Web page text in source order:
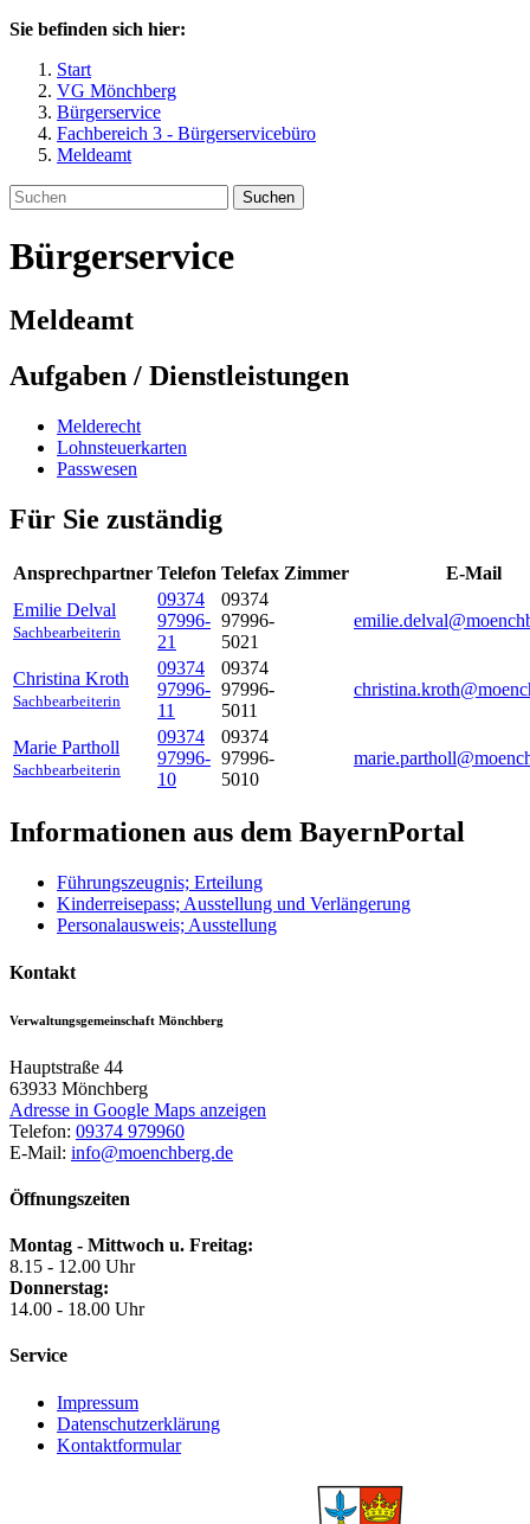
Sie befinden sich hier:
Start
VG Mönchberg
Bürgerservice
Fachbereich 3 - Bürgerservicebüro
Meldeamt
Suchen
Bürgerservice
Meldeamt
Aufgaben / Dienstleistungen
Melderecht
Lohnsteuerkarten
Passwesen
Für Sie zuständig
Ansprechpartner Telefon Telefax Zimmer
E-Mail
Emilie Delval
Sachbearbeiterin
09374
97996-
21
09374
97996-
5021
Christina Kroth
Sachbearbeiterin
09374
97996-
11
09374
97996-
5011
Marie Partholl
Sachbearbeiterin
09374
97996-
10
09374
97996-
5010
Informationen aus dem BayernPortal
Führungszeugnis; Erteilung
Kinderreisepass; Ausstellung und Verlängerung
Personalausweis; Ausstellung
Kontakt
Verwaltungsgemeinschaft Mönchberg
Hauptstraße 44
63933 Mönchberg
Adresse in Google Maps anzeigen
Telefon: 09374 979960
E-Mail: info@moenchberg.de
Öffnungszeiten
Montag - Mittwoch u. Freitag:
8.15 - 12.00 Uhr
Donnerstag:
14.00 - 18.00 Uhr
Service
Impressum
Datenschutzerklärung
Kontaktformular